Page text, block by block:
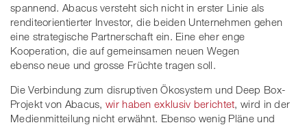
spannend. Abacus versteht sich nicht in erster Linie als
renditeorientierter Investor, die beiden Unternehmen gehen
eine strategische Partnerschaft ein. Eine eher enge
Kooperation, die auf gemeinsamen neuen Wegen
ebenso neue und grosse Früchte tragen soll.
Die Verbindung zum disruptiven Ökosystem und Deep Box-
Projekt von Abacus,wir haben exklusiv berichtet, wird in der
Medienmitteilung nicht erwähnt. Ebenso wenig Pläne und